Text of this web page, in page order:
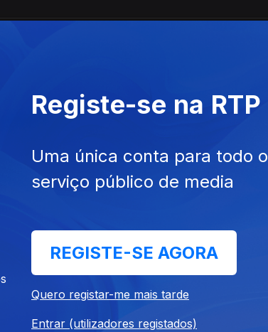
tradutor de Aristóteles, amado pelos
Osório.
se com meio mundo,mas é um
Osório e não ficará pedra sobre pedra
a distribuição de jornais e é amigo de
Registe-se na RTP
Uma única conta para todo o
serviço público de media
REGISTE-SE AGORA
Quero registar-me mais tarde
Entrar (utilizadores registados)